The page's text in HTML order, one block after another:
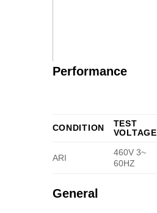
Performance
CONDITION
TEST
VOLTAGE
ARI
460V 3~
60HZ
General